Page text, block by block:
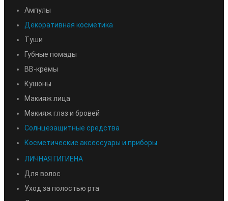
Ампулы
Декоративная косметика
Туши
Губные помады
BB-кремы
Кушоны
Макияж лица
Макияж глаз и бровей
Солнцезащитные средства
Косметические аксессуары и приборы
ЛИЧНАЯ ГИГИЕНА
Для волос
Уход за полостью рта